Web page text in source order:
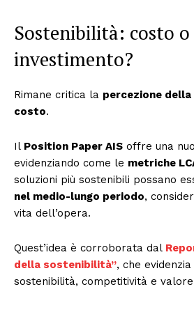
Sostenibilità: costo o
investimento?
Rimane critica la percezione
costo.
Il Position Paper AIS offre una
evidenziando come le metriche
soluzioni più sostenibili possano
nel medio-lungo periodo,
vita dell’opera.
Quest’idea è corroborata dal
della sostenibilità”, che
sostenibilità, competitività e valore